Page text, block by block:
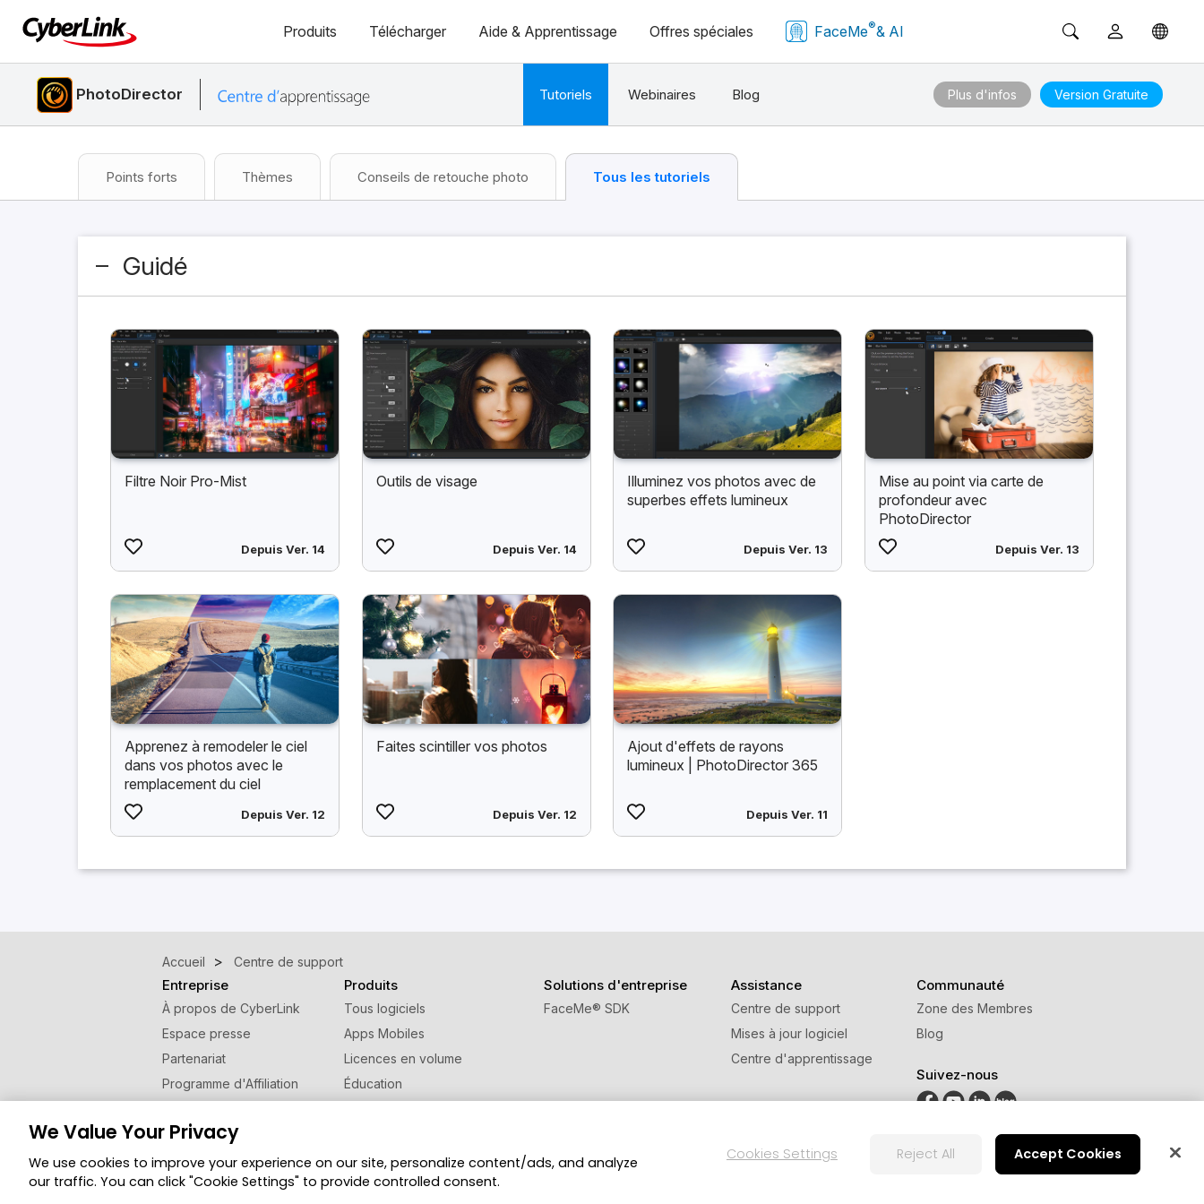
Produits Télécharger Aide & Apprentissage Offres spéciales FaceMe®& AI
PhotoDirector Tutoriels Webinaires Blog Plus d'infos Version Gratuite
Points forts Thèmes Conseils de retouche photo Tous les tutoriels
Guidé
Filtre Noir Pro-Mist
Depuis Ver. 14
Outils de visage
Depuis Ver. 14
Illuminez vos photos avec de
superbes effets lumineux
Depuis Ver. 13
Mise au point via carte de
profondeur avec
PhotoDirector
Depuis Ver. 13
Apprenez à remodeler le ciel
dans vos photos avec le
remplacement du ciel
Depuis Ver. 12
Faites scintiller vos photos
Depuis Ver. 12
Ajout d'effets de rayons
lumineux | PhotoDirector 365
Depuis Ver. 11
Accueil Centre de support
Entreprise
À propos de CyberLink
Espace presse
Partenariat
Programme d'Affiliation
Produits
Tous logiciels
Apps Mobiles
Licences en volume
Éducation
Solutions d'entreprise
FaceMe® SDK
Assistance
Centre de support
Mises à jour logiciel
Centre d'apprentissage
Communauté
Zone des Membres
Blog
Suivez-nous
© Copyright 2026 Groupe CyberLink. Tous droits réservés. Politique de confidentialité
We Value Your Privacy
We use cookies to improve your experience on our site, personalize content/ads, and analyze
our traffic. You can click "Cookie Settings" to provide controlled consent.
Cookies Settings Reject All Accept Cookies